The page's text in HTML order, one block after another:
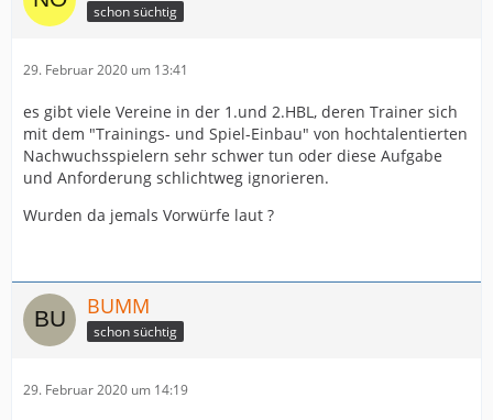
schon süchtig
29. Februar 2020 um 13:41
es gibt viele Vereine in der 1.und 2.HBL, deren Trainer sich
mit dem "Trainings- und Spiel-Einbau" von hochtalentierten
Nachwuchsspielern sehr schwer tun oder diese Aufgabe
und Anforderung schlichtweg ignorieren.
Wurden da jemals Vorwürfe laut ?
BUMM
schon süchtig
29. Februar 2020 um 14:19